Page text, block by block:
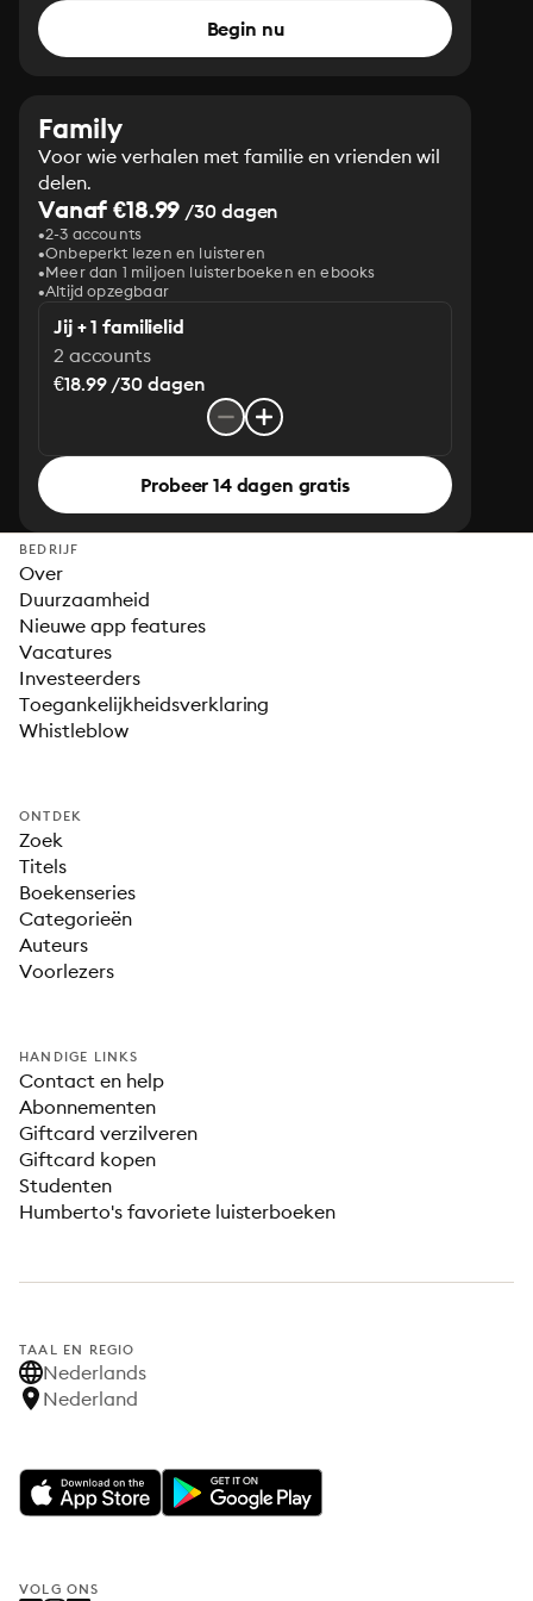
Begin nu
Family
Voor wie verhalen met familie en vrienden wil
delen.
Vanaf €18.99 /30 dagen
2-3 accounts
Onbeperkt lezen en luisteren
Meer dan 1 miljoen luisterboeken en ebooks
Altijd opzegbaar
Jij + 1 familielid
2 accounts
€18.99 /30 dagen
Probeer 14 dagen gratis
BEDRIJF
Over
Duurzaamheid
Nieuwe app features
Vacatures
Investeerders
Toegankelijkheidsverklaring
Whistleblow
ONTDEK
Zoek
Titels
Boekenseries
Categorieën
Auteurs
Voorlezers
HANDIGE LINKS
Contact en help
Abonnementen
Giftcard verzilveren
Giftcard kopen
Studenten
Humberto's favoriete luisterboeken
TAAL EN REGIO
Nederlands
Nederland
VOLG ONS